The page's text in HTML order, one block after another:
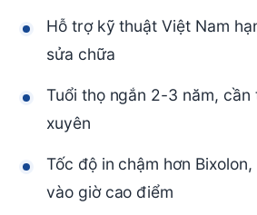
Hỗ trợ kỹ thuật Việt Nam
sửa chữa
Tuổi thọ ngắn 2-3 năm,
xuyên
Tốc độ in chậm hơn
vào giờ cao điểm